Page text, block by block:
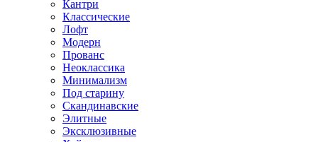
Кантри
Классические
Лофт
Модерн
Прованс
Неоклассика
Минимализм
Под старину
Скандинавские
Элитные
Эксклюзивные